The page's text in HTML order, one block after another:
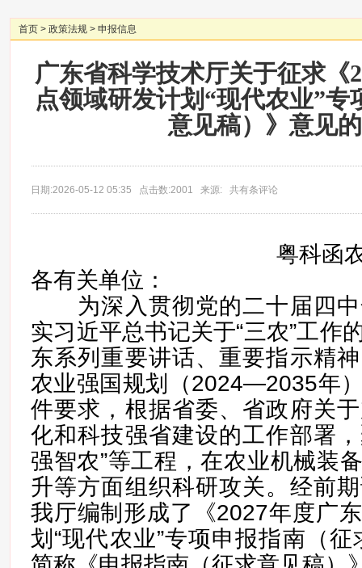
首页 > 政策法规 > 申报信息
广东省科学技术厅关于征求《
点领域研发计划“现代农业”专
意见稿）》意见
日期:2026-05-12 05:35 点击数:2001 来源: 共有条评论
粤科函
各有关单位：
为深入贯彻党的二十届四中
实习近平总书记关于“三农”工作
东系列重要讲话、重要指示精
农业强国规划（2024—2035年
件要求，根据省委、省政府关
化和科技强省建设的工作部署，
强智农”等工程，在农业机械装
升等方面组织科研攻关。经前
我厅编制形成了《2027年度广
划“现代农业”专项申报指南（